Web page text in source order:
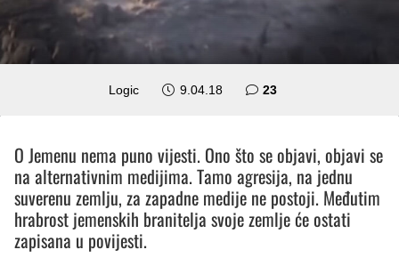
Logic 9.04.18 23komentara
O Jemenu nema puno vijesti. Ono što se objavi, objavi se
na alternativnim medijima. Tamo agresija, na jednu
suverenu zemlju, za zapadne medije ne postoji. Međutim
hrabrost jemenskih branitelja svoje zemlje će ostati
zapisana u povijesti.